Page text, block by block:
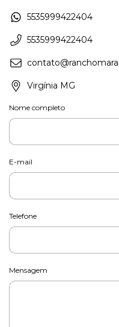
5535999422404
5535999422404
Virgínia MG
Nome completo
E-mail
Telefone
Mensagem